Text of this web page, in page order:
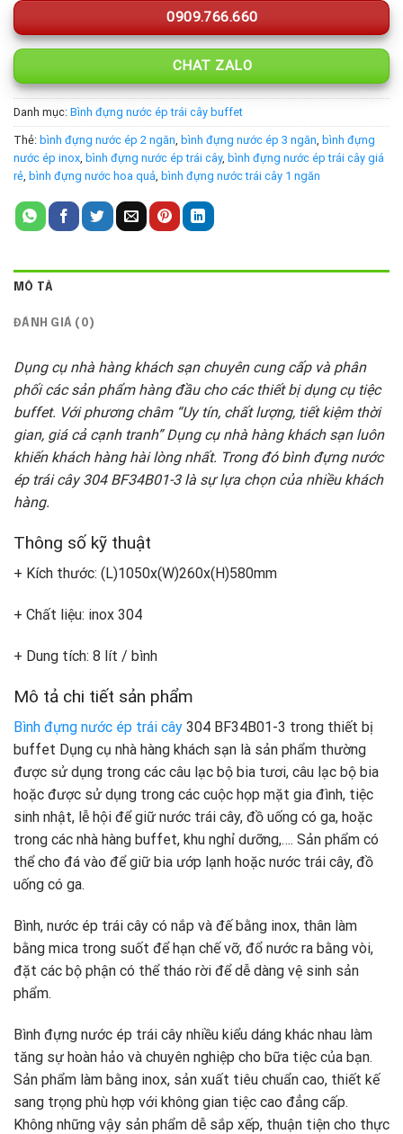
0909.766.660
CHAT ZALO
Danh mục: Bình đựng nước ép trái cây buffet
Thẻ: bình đựng nước ép 2 ngăn bình đựng nước ép 3 ngăn bình đựng
nước ép inox bình đựng nước ép trái cây, bình đựng nước ép trái cây giá
rẻ bình đựng nước hoa quả bình đựng nước trái cây 1 ngăn
MÔ TẢ
ĐÁNH GIÁ (0)
Dụng cụ nhà hàng khách sạn chuyên cung cấp và phân
phối các sản phẩm hàng đầu cho các thiết bị dụng cụ tiệc
buffet. Với phương châm “Uy tín, chất lượng, tiết kiệm thời
gian, giá cả cạnh tranh” Dụng cụ nhà hàng khách sạn luôn
khiến khách hàng hài lòng nhất. Trong đó bình đựng nước
ép trái cây 304 BF34B01-3 là sự lựa chọn của nhiều khách
hàng.
Thông số kỹ thuật
+ Kích thước: (L)1050x(W)260x(H)580mm
+ Chất liệu: inox 304
+ Dung tích: 8 lít / bình
Mô tả chi tiết sản phẩm
Bình đựng nước ép trái cây 304 BF34B01-3 trong thiết bị
buffet Dụng cụ nhà hàng khách sạn là sản phẩm thường
được sử dụng trong các câu lạc bộ bia tươi, câu lạc bộ bia
hoặc được sử dụng trong các cuộc họp mặt gia đình, tiệc
sinh nhật, lễ hội để giữ nước trái cây, đồ uống có ga, hoặc
trong các nhà hàng buffet, khu nghỉ dưỡng,…. Sản phẩm có
thể cho đá vào để giữ bia ướp lạnh hoặc nước trái cây, đồ
uống có ga.
Bình, nước ép trái cây có nắp và đế bằng inox, thân làm
bằng mica trong suốt để hạn chế vỡ, đổ nước ra bằng vòi,
đặt các bộ phận có thể tháo rời để dễ dàng vệ sinh sản
phẩm.
Bình đựng nước ép trái cây nhiều kiểu dáng khác nhau làm
tăng sự hoàn hảo và chuyên nghiệp cho bữa tiệc của bạn.
Sản phẩm làm bằng inox, sản xuất tiêu chuẩn cao, thiết kế
sang trọng phù hợp với không gian tiệc cao đẳng cấp.
Không những vậy sản phẩm dễ sắp xếp, thuận tiện cho thực